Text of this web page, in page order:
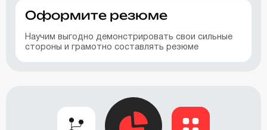
Оформите резюме
Научим выгодно демонстрировать свои сильные
стороны и грамотно составлять резюме